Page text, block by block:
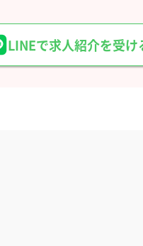
LINEで求人紹介を受け